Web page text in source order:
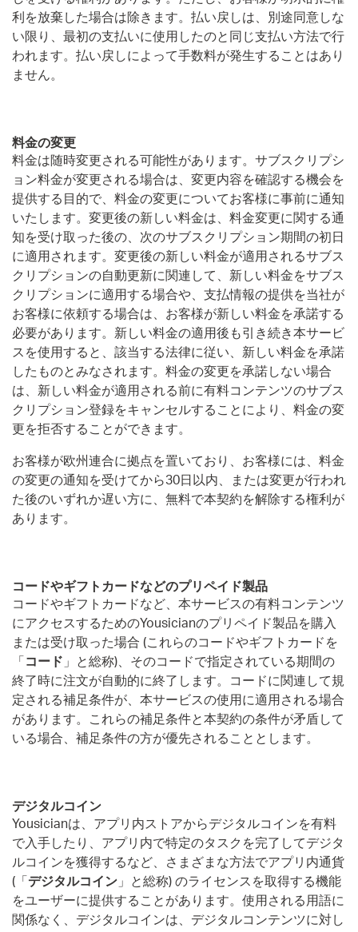
利を放棄した場合は除きます。払い戻しは、別途同意しな
い限り、最初の支払いに使用したのと同じ支払い方法で行
われます。払い戻しによって手数料が発生することはあり
ません。
料金の変更
料金は随時変更される可能性があります。サブスクリプシ
ョン料金が変更される場合は、変更内容を確認する機会を
提供する目的で、料金の変更についてお客様に事前に通知
いたします。変更後の新しい料金は、料金変更に関する通
知を受け取った後の、次のサブスクリプション期間の初日
に適用されます。変更後の新しい料金が適用されるサブス
クリプションの自動更新に関連して、新しい料金をサブス
クリプションに適用する場合や、支払情報の提供を当社が
お客様に依頼する場合は、お客様が新しい料金を承諾する
必要があります。新しい料金の適用後も引き続き本サービ
スを使用すると、該当する法律に従い、新しい料金を承諾
したものとみなされます。料金の変更を承諾しない場合
は、新しい料金が適用される前に有料コンテンツのサブス
クリプション登録をキャンセルすることにより、料金の変
更を拒否することができます。
お客様が欧州連合に拠点を置いており、お客様には、料金
の変更の通知を受けてから30日以内、または変更が行われ
た後のいずれか遅い方に、無料で本契約を解除する権利が
あります。
コードやギフトカードなどのプリペイド製品
コードやギフトカードなど、本サービスの有料コンテンツ
にアクセスするためのYousicianのプリペイド製品を購入
または受け取った場合 (これらのコードやギフトカードを
「 コード 」と総称)、そのコードで指定されている期間の
終了時に注文が自動的に終了します。コードに関連して規
定される補足条件が、本サービスの使用に適用される場合
があります。これらの補足条件と本契約の条件が矛盾して
いる場合、補足条件の方が優先されることとします。
デジタルコイン
Yousicianは、アプリ内ストアからデジタルコインを有料
で入手したり、アプリ内で特定のタスクを完了してデジタ
ルコインを獲得するなど、さまざまな方法でアプリ内通貨
(「 デジタルコイン 」と総称) のライセンスを取得する機能
をユーザーに提供することがあります。使用される用語に
関係なく、デジタルコインは、デジタルコンテンツに対し